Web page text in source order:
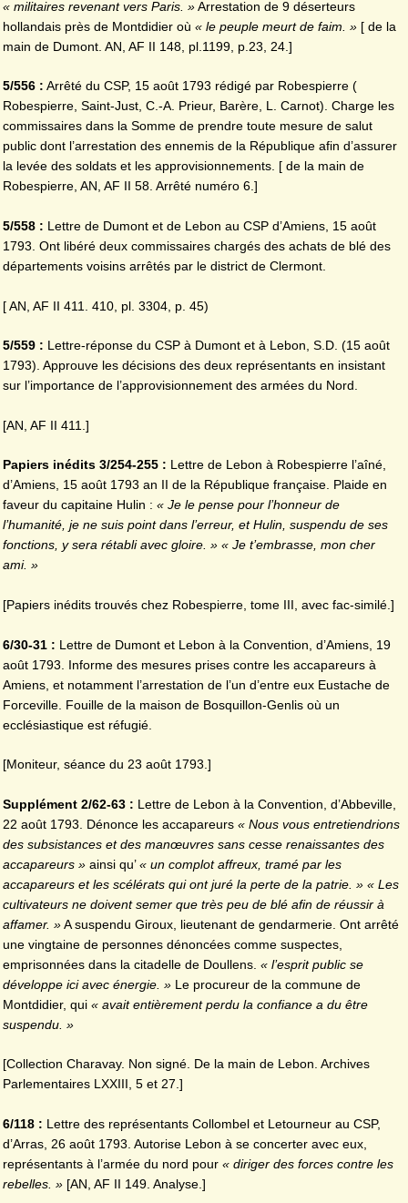
« militaires revenant vers Paris. »Arrestation de 9 déserteurs
hollandais près de Montdidier où « le peuple meurt de faim. » [ de la
main de Dumont. AN, AF II 148, pl.1199, p.23, 24.]
5/556 : Arrêté du CSP, 15 août 1793 rédigé par Robespierre (
Robespierre, Saint-Just, C.-A. Prieur, Barère, L. Carnot). Charge les
commissaires dans la Somme de prendre toute mesure de salut
public dont l’arrestation des ennemis de la République afin d’assurer
la levée des soldats et les approvisionnements. [ de la main de
Robespierre, AN, AF II 58. Arrêté numéro 6.]
5/558 : Lettre de Dumont et de Lebon au CSP d’Amiens, 15 août
1793. Ont libéré deux commissaires chargés des achats de blé des
départements voisins arrêtés par le district de Clermont.
[ AN, AF II 411. 410, pl. 3304, p. 45)
5/559 : Lettre-réponse du CSP à Dumont et à Lebon, S.D. (15 août
1793). Approuve les décisions des deux représentants en insistant
sur l’importance de l’approvisionnement des armées du Nord.
[AN, AF II 411.]
Papiers inédits 3/254-255 : Lettre de Lebon à Robespierre l’aîné,
d’Amiens, 15 août 1793 an II de la République française. Plaide en
faveur du capitaine Hulin : « Je le pense pour l’honneur de
l’humanité, je ne suis point dans l’erreur, et Hulin, suspendu de ses
fonctions, y sera rétabli avec gloire. » « Je t’embrasse, mon cher
ami. »
[Papiers inédits trouvés chez Robespierre, tome III, avec fac-similé.]
6/30-31 : Lettre de Dumont et Lebon à la Convention, d’Amiens, 19
août 1793. Informe des mesures prises contre les accapareurs à
Amiens, et notamment l’arrestation de l’un d’entre eux Eustache de
Forceville. Fouille de la maison de Bosquillon-Genlis où un
ecclésiastique est réfugié.
[Moniteur, séance du 23 août 1793.]
Supplément 2/62-63 : Lettre de Lebon à la Convention, d’Abbeville,
22 août 1793. Dénonce les accapareurs « Nous vous entretiendrions
des subsistances et des manœuvres sans cesse renaissantes des
accapareurs » ainsi qu’« un complot affreux, tramé par les
accapareurs et les scélérats qui ont juré la perte de la patrie. » « Les
cultivateurs ne doivent semer que très peu de blé afin de réussir à
affamer. »A suspendu Giroux, lieutenant de gendarmerie. Ont arrêté
une vingtaine de personnes dénoncées comme suspectes,
emprisonnées dans la citadelle de Doullens. « l’esprit public se
développe ici avec énergie. » Le procureur de la commune de
Montdidier, qui « avait entièrement perdu la confiance a du être
suspendu. »
[Collection Charavay. Non signé. De la main de Lebon. Archives
Parlementaires LXXIII, 5 et 27.]
6/118 : Lettre des représentants Collombel et Letourneur au CSP,
d’Arras, 26 août 1793. Autorise Lebon à se concerter avec eux,
représentants à l’armée du nord pour « diriger des forces contre les
rebelles. » [AN, AF II 149. Analyse.]